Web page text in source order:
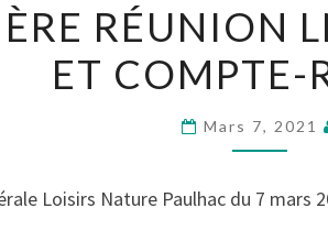
LNP
2021
:
ET
RÉUNION
ET COMPTE-
Mars 7, 2021
Loisirs Nature Paulhac du 7 mars